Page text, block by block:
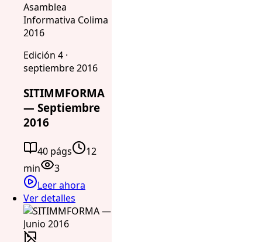
Asamblea
Informativa Colima
2016
Edición 4 ·
septiembre 2016
SITIMMFORMA
— Septiembre
2016
40 págs
12
min
3
Leer ahora
Ver detalles